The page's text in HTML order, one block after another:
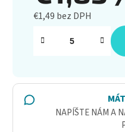
€1,49 bez DPH
Jednotková cena:
NAPÍŠTE NÁM A